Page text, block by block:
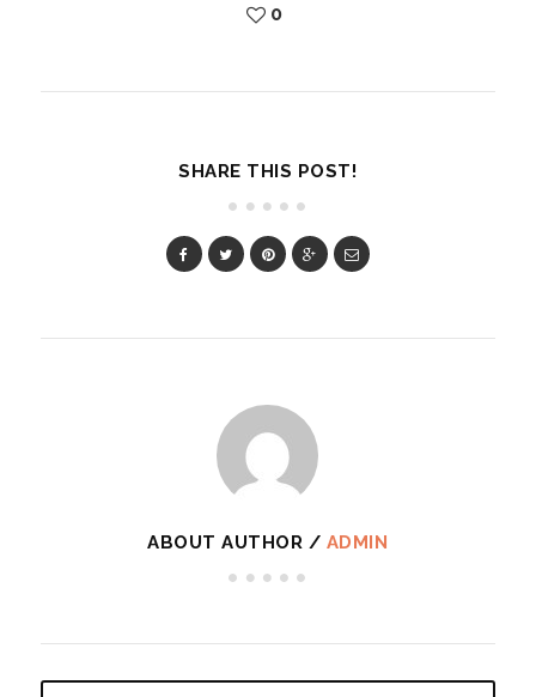
0
SHARE THIS POST!
ABOUT AUTHOR / ADMIN